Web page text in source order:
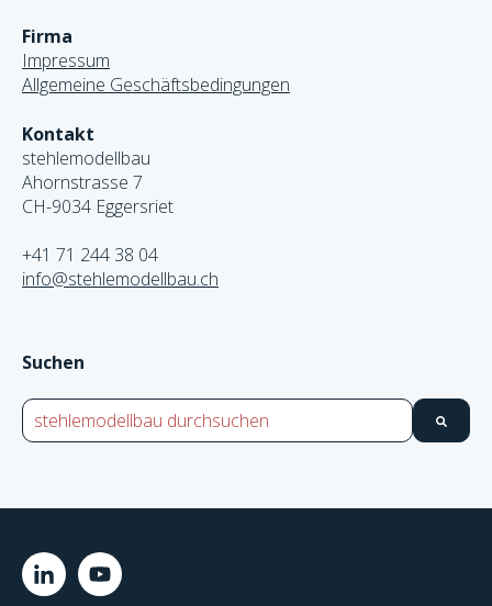
Firma
Impressum
Allgemeine Geschäftsbedingungen
Kontakt
stehlemodellbau
Ahornstrasse 7
CH-9034 Eggersriet
+41 71 244 38 04
info@stehlemodellbau.ch
Suchen
Dies ist ein Suchfeld mit einer automatischen